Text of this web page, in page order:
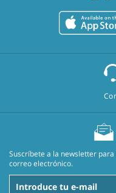
Suscríbete a la newsletter
correo electrónico.